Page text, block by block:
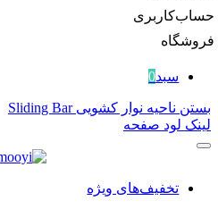
حساب‌کاربری
فروشگاه
سبد0
بستن ناحیه نوار کشویی Sliding Bar
لینک لود صفحه
تخفیف‌های ویژه